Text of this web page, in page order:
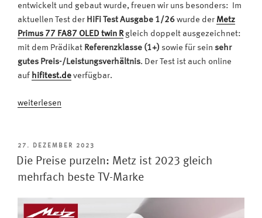
entwickelt und gebaut wurde, freuen wir uns besonders: Im
aktuellen Test der HiFi Test Ausgabe 1/26 wurde der Metz
Primus 77 FA87 OLED twin Rgleich doppelt ausgezeichnet:
mit dem Prädikat Referenzklasse (1+) sowie für sein sehr
gutes Preis-/Leistungsverhältnis. Der Test ist auch online
auf hifitest.de verfügbar.
„Der
Metz
Primus
OLED
twin
weiterlesen
VERÖFFENTLICHT
AM
27. DEZEMBER 2023
Die Preise purzeln: Metz ist 2023 gleich
mehrfach beste TV-Marke